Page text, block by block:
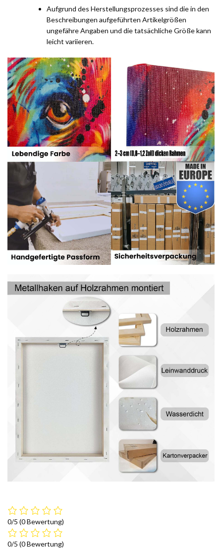
Aufgrund des Herstellungsprozesses sind die in den
Beschreibungen aufgeführten Artikelgrößen
ungefähre Angaben und die tatsächliche Größe kann
leicht variieren.
0/5 (0 Bewertung)
0/5 (0 Bewertung)